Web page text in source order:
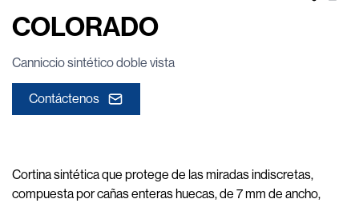
COLORADO
Canniccio sintético doble vista
Contáctenos
Cortina sintética que protege de las miradas indiscretas,
compuesta por cañas enteras huecas, de 7 mm de ancho,